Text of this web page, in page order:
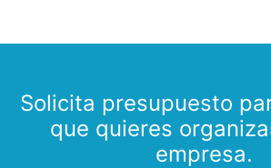
Solicita presupuesto
que quieres
empresa.